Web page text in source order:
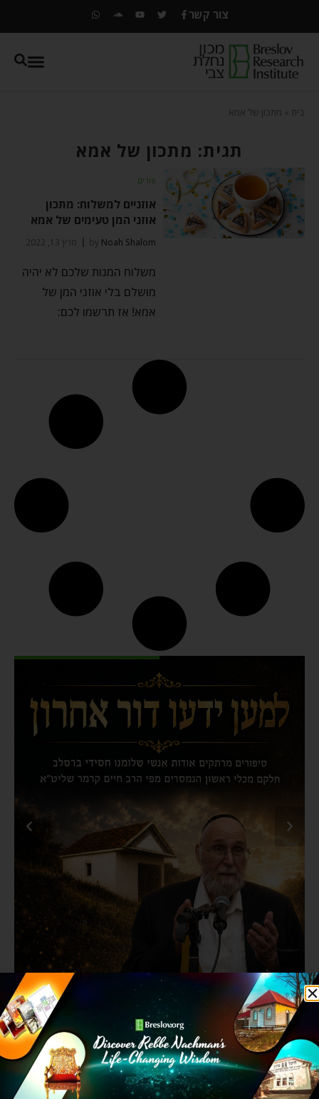
צור קשר
בית מתכון של אמא
תגית: מתכון של אמא
פורים
אוזניים למשלוח: מתכון
אוזני המן טעימים של אמא
by Noah Shalom מרץ 13, 2022
משלוח המנות שלכם לא יהיה
מושלם בלי אוזני המן של
אמא! אז תרשמו לכם: